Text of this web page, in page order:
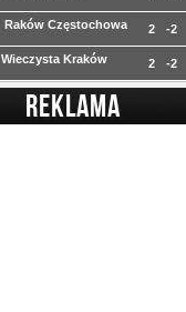
Raków Częstochowa 2 -2
Wieczysta Kraków 2 -2
REKLAMA